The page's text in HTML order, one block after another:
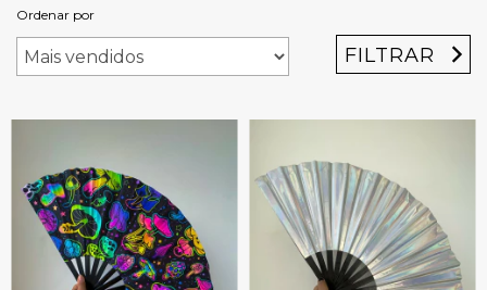
Ordenar por
FILTRAR